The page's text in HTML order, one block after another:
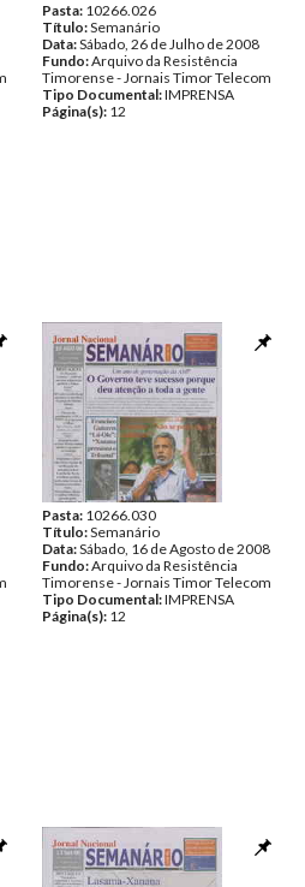
Pasta: 10266.026
Título:Semanário
Data:Sábado, 26 de Julho de 2008
Fundo:Arquivo da Resistência
Timorense - Jornais Timor Telecom
Tipo Documental:IMPRENSA
Página(s): 12
Pasta: 10266.030
Título:Semanário
Data:Sábado, 16 de Agosto de 2008
Fundo:Arquivo da Resistência
Timorense - Jornais Timor Telecom
Tipo Documental:IMPRENSA
Página(s): 12